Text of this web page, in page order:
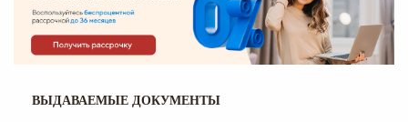
ВЫДАВАЕМЫЕ ДОКУМЕНТЫ